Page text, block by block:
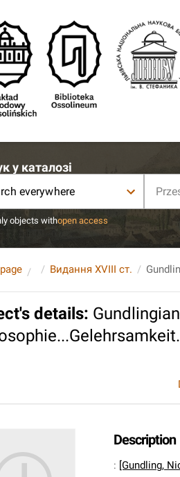
у каталозі
everywhere
objects withopen access
Видання XVIII ст.
details:
Description
: [Gundling,